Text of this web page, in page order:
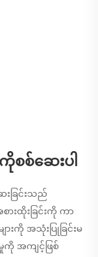
စစ်ဆေးပါ
းခြင်းသည်
ားထိုးခြင်းကို ကာ
ကို အသုံးပြုခြင်းမ
ကို အကျင့်ဖြစ်